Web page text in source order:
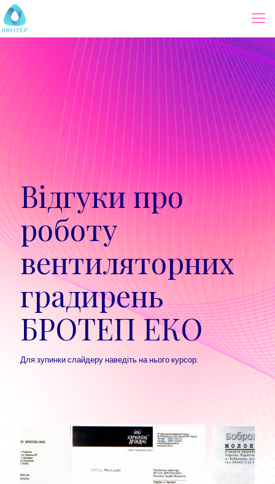
Відгуки про
роботу
вентиляторних
градирень
БРОТЕП ЕКО
Для зупинки слайдеру наведіть на нього курсор.